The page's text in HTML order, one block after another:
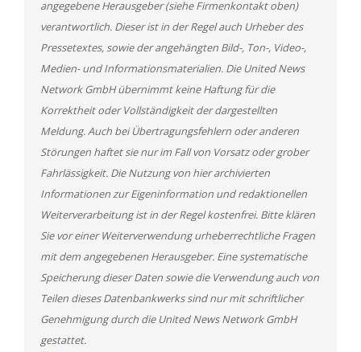
angegebene Herausgeber (siehe Firmenkontakt oben)
verantwortlich. Dieser ist in der Regel auch Urheber des
Pressetextes, sowie der angehängten Bild-, Ton-, Video-,
Medien- und Informationsmaterialien. Die United News
Network GmbH übernimmt keine Haftung für die
Korrektheit oder Vollständigkeit der dargestellten
Meldung. Auch bei Übertragungsfehlern oder anderen
Störungen haftet sie nur im Fall von Vorsatz oder grober
Fahrlässigkeit. Die Nutzung von hier archivierten
Informationen zur Eigeninformation und redaktionellen
Weiterverarbeitung ist in der Regel kostenfrei. Bitte klären
Sie vor einer Weiterverwendung urheberrechtliche Fragen
mit dem angegebenen Herausgeber. Eine systematische
Speicherung dieser Daten sowie die Verwendung auch von
Teilen dieses Datenbankwerks sind nur mit schriftlicher
Genehmigung durch die United News Network GmbH
gestattet.